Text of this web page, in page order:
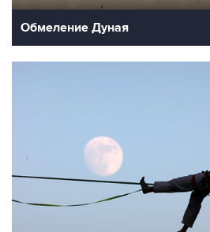
Обмеление Дуная